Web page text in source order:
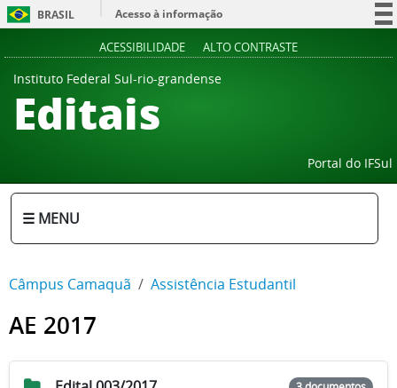
BRASIL
Acesso à informação
ACESSIBILIDADE ALTO CONTRASTE
Instituto Federal Sul-rio-grandense
Editais
Portal do IFSul
☰ MENU
Câmpus Camaquã Assistência Estudantil
AE 2017